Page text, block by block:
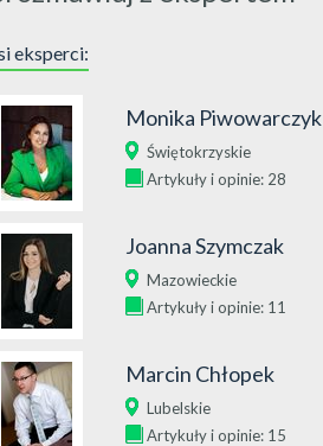
eksperci:
Monika Piwowarczyk
Świętokrzyskie
Artykuły i opinie: 28
Joanna Szymczak
Mazowieckie
Artykuły i opinie: 11
Marcin Chłopek
Lubelskie
Artykuły i opinie: 15